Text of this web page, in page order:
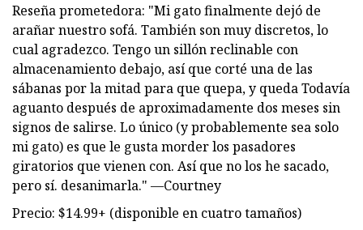
Reseña prometedora: "Mi gato finalmente dejó de
arañar nuestro sofá. También son muy discretos, lo
cual agradezco. Tengo un sillón reclinable con
almacenamiento debajo, así que corté una de las
sábanas por la mitad para que quepa, y queda Todavía
aguanto después de aproximadamente dos meses sin
signos de salirse. Lo único (y probablemente sea solo
mi gato) es que le gusta morder los pasadores
giratorios que vienen con. Así que no los he sacado,
pero sí. desanimarla." —Courtney
Precio: $14.99+ (disponible en cuatro tamaños)